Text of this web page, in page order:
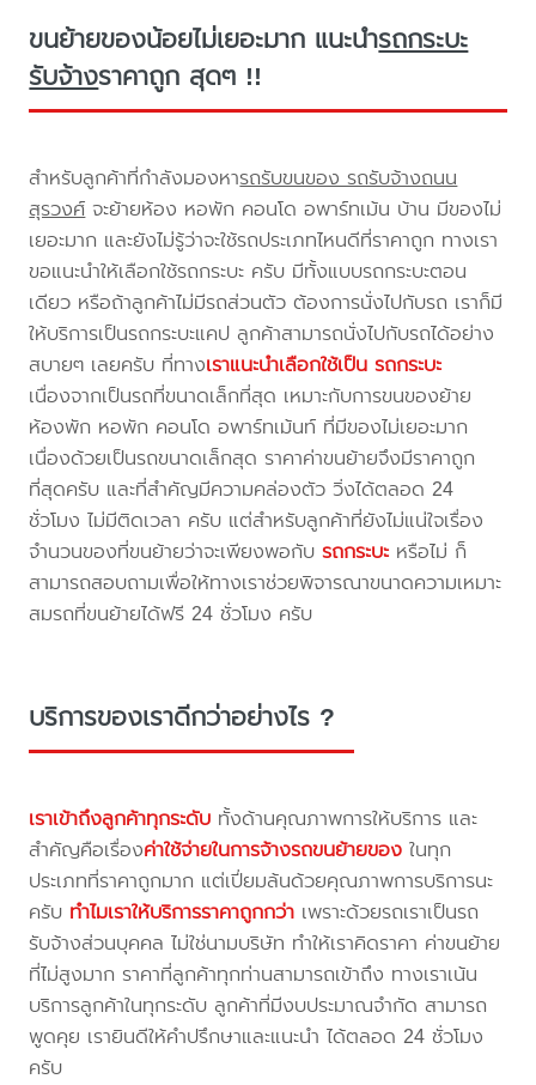
ขนย้ายของน้อยไม่เยอะมาก แนะนำรถกระบะ
รับจ้างราคาถูก สุดๆ !!
สำหรับลูกค้าที่กำลังมองหารถรับขนของ รถรับจ้างถนน
สุรวงศ์ จะย้ายห้อง หอพัก คอนโด อพาร์ทเม้น บ้าน มีของไม่
เยอะมาก และยังไม่รู้ว่าจะใช้รถประเภทไหนดีที่ราคาถูก ทางเรา
ขอแนะนำให้เลือกใช้รถกระบะ ครับ มีทั้งแบบรถกระบะตอน
เดียว หรือถ้าลูกค้าไม่มีรถส่วนตัว ต้องการนั่งไปกับรถ เราก็มี
ให้บริการเป็นรถกระบะแคป ลูกค้าสามารถนั่งไปกับรถได้อย่าง
สบายๆ เลยครับ ที่ทางเราแนะนำเลือกใช้เป็น รถกระบะ
เนื่องจากเป็นรถที่ขนาดเล็กที่สุด เหมาะกับการขนของย้าย
ห้องพัก หอพัก คอนโด อพาร์ทเม้นท์ ที่มีของไม่เยอะมาก
เนื่องด้วยเป็นรถขนาดเล็กสุด ราคาค่าขนย้ายจึงมีราคาถูก
ที่สุดครับ และที่สำคัญมีความคล่องตัว วิ่งได้ตลอด 24
ชั่วโมง ไม่มีติดเวลา ครับ แต่สำหรับลูกค้าที่ยังไม่แน่ใจเรื่อง
จำนวนของที่ขนย้ายว่าจะเพียงพอกับรถกระบะ หรือไม่ ก็
สามารถสอบถามเพื่อให้ทางเราช่วยพิจารณาขนาดความเหมาะ
สมรถที่ขนย้ายได้ฟรี 24 ชั่วโมง ครับ
บริการของเราดีกว่าอย่างไร ?
เราเข้าถึงลูกค้าทุกระดับ ทั้งด้านคุณภาพการให้บริการ และ
สำคัญคือเรื่องค่าใช้จ่ายในการจ้างรถขนย้ายของ ในทุก
ประเภทที่ราคาถูกมาก แต่เปี่ยมล้นด้วยคุณภาพการบริการนะ
ครับ ทำไมเราให้บริการราคาถูกกว่า เพราะด้วยรถเราเป็นรถ
รับจ้างส่วนบุคคล ไม่ใช่นามบริษัท ทำให้เราคิดราคา ค่าขนย้าย
ที่ไม่สูงมาก ราคาที่ลูกค้าทุกท่านสามารถเข้าถึง ทางเราเน้น
บริการลูกค้าในทุกระดับ ลูกค้าที่มีงบประมาณจำกัด สามารถ
พูดคุย เรายินดีให้คำปรึกษาและแนะนำ ได้ตลอด 24 ชั่วโมง
ครับ